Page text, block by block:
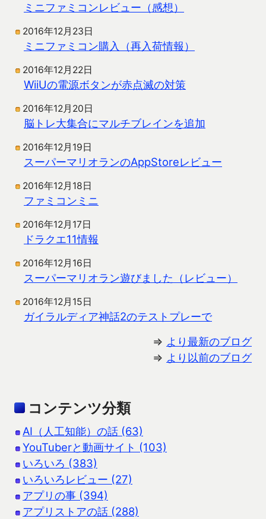
ミニファミコンレビュー（感想）
2016年12月23日
ミニファミコン購入（再入荷情報）
2016年12月22日
WiiUの電源ボタンが赤点滅の対策
2016年12月20日
脳トレ大集合にマルチブレインを追加
2016年12月19日
スーパーマリオランのAppStoreレビュー
2016年12月18日
ファミコンミニ
2016年12月17日
ドラクエ11情報
2016年12月16日
スーパーマリオラン遊びました（レビュー）
2016年12月15日
ガイラルディア神話2のテストプレーで
⇒ より最新のブログ
⇒ より以前のブログ
コンテンツ分類
AI（人工知能）の話 (63)
YouTuberと動画サイト (103)
いろいろ (383)
いろいろレビュー (27)
アプリの事 (394)
アプリストアの話 (288)